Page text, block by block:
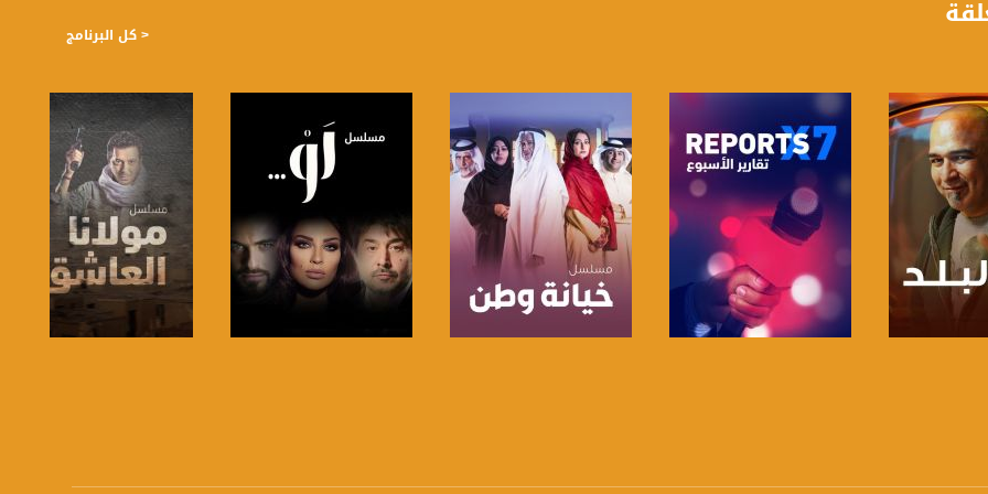
< كل البرنامج